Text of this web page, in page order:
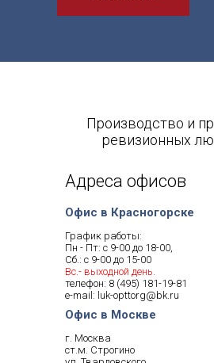
Производство и
ревизионных
Адреса офисов
Офис в Красногорске
График работы:
Пн - Пт: с 9-00 до 18-00,
Сб.: с 9-00 до 15-00
Вс.- выходной день.
телефон: 8 (495) 181-19-81
e-mail: luk-opttorg@bk.ru
Офис в Москве
г. Москва
ст.м. Строгино